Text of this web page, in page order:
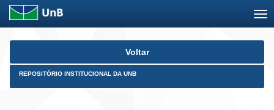
Skip
Voltar
REPOSITÓRIO INSTITUCIONAL DA UNB